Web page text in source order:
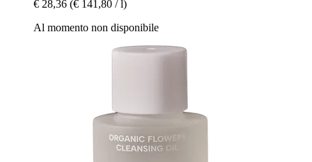
€ 28,36 (€ 141,80 / l)
Al momento non disponibile